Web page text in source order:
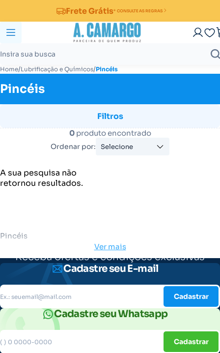
Frete Grátis* CONSULTE AS REGRAS
Home/Lubrificação e Químicos/Pincéis
Pincéis
Filtros
0produto encontrado
Ordenar por: Selecione
A sua pesquisa não
retornou resultados.
Pincéis
Ver mais
Receba ofertas e condições exclusivas
Cadastre seu E-mail
Cadastrar
Cadastre seu Whatsapp
Cadastrar